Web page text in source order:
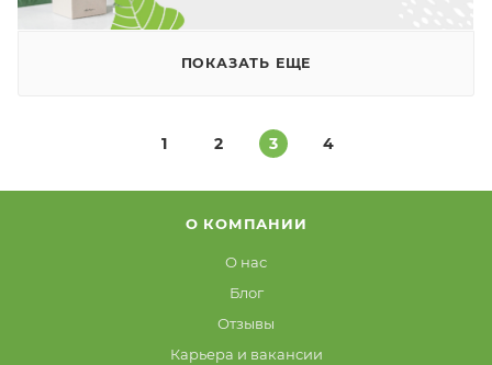
ПОКАЗАТЬ ЕЩЕ
1 2 3 4
О КОМПАНИИ
О нас
Блог
Отзывы
Карьера и вакансии